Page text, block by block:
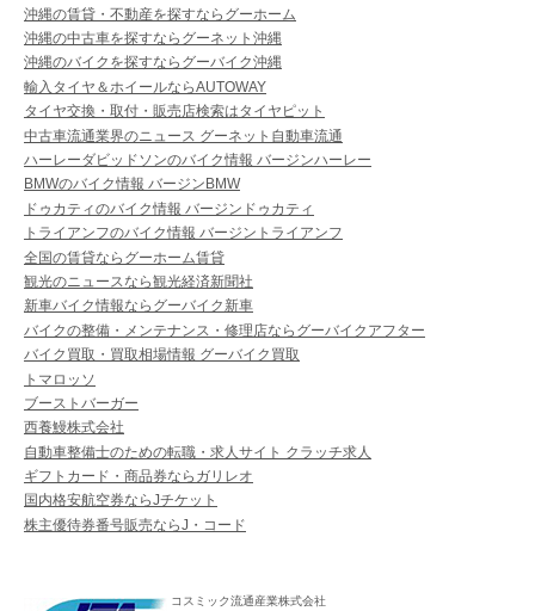
沖縄の賃貸・不動産を探すならグーホーム
沖縄の中古車を探すならグーネット沖縄
沖縄のバイクを探すならグーバイク沖縄
輸入タイヤ＆ホイールならAUTOWAY
タイヤ交換・取付・販売店検索はタイヤピット
中古車流通業界のニュース グーネット自動車流通
ハーレーダビッドソンのバイク情報 バージンハーレー
BMWのバイク情報 バージンBMW
ドゥカティのバイク情報 バージンドゥカティ
トライアンフのバイク情報 バージントライアンフ
全国の賃貸ならグーホーム賃貸
観光のニュースなら観光経済新聞社
新車バイク情報ならグーバイク新車
バイクの整備・メンテナンス・修理店ならグーバイクアフター
バイク買取・買取相場情報 グーバイク買取
トマロッソ
ブーストバーガー
西養鰻株式会社
自動車整備士のための転職・求人サイト クラッチ求人
ギフトカード・商品券ならガリレオ
国内格安航空券ならJチケット
株主優待券番号販売ならJ・コード
コスミック流通産業株式会社